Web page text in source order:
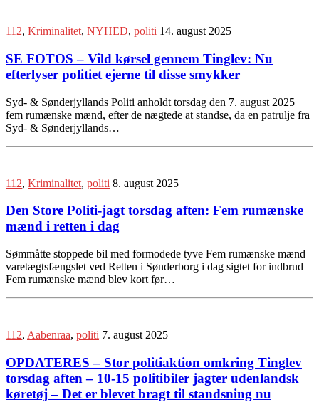
112, Kriminalitet, NYHED, politi 14. august 2025
SE FOTOS – Vild kørsel gennem Tinglev: Nu
efterlyser politiet ejerne til disse smykker
Syd- & Sønderjyllands Politi anholdt torsdag den 7. august 2025
fem rumænske mænd, efter de nægtede at standse, da en patrulje fra
Syd- & Sønderjyllands…
112, Kriminalitet, politi 8. august 2025
Den Store Politi-jagt torsdag aften: Fem rumænske
mænd i retten i dag
Sømmåtte stoppede bil med formodede tyve Fem rumænske mænd
varetægtsfængslet ved Retten i Sønderborg i dag sigtet for indbrud
Fem rumænske mænd blev kort før…
112, Aabenraa, politi 7. august 2025
OPDATERES – Stor politiaktion omkring Tinglev
torsdag aften – 10-15 politibiler jagter udenlandsk
køretøj – Det er blevet bragt til standsning nu